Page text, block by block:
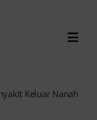
Keluar Nanah